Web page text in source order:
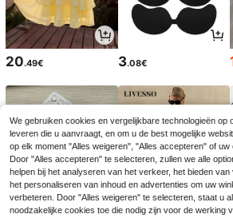
20.49€ 3.08€
We gebruiken cookies en vergelijkbare technologieën op
leveren die u aanvraagt, en om u de best mogelijke
op elk moment "Alles weigeren", "Alles accepteren" of uw
Door "Alles accepteren" te selecteren, zullen we alle
helpen bij het analyseren van het verkeer, het bieden
het personaliseren van inhoud en advertenties om uw
verbeteren. Door "Alles weigeren" te selecteren, staat u
noodzakelijke cookies toe die nodig zijn voor de werking